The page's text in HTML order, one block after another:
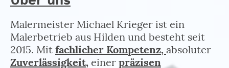
Malermeister Michael Krieger ist ein
Malerbetrieb aus Hilden und besteht seit
2015. Mit fachlicher Kompetenz, absoluter
Zuverlässigkeit, einer präzisen